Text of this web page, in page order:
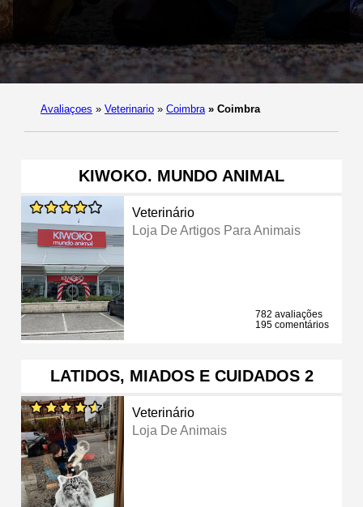
Avaliaçoes » Veterinario » Coimbra » Coimbra
KIWOKO. MUNDO ANIMAL
Veterinário
Loja De Artigos Para Animais
782 avaliações
195 comentários
LATIDOS, MIADOS E CUIDADOS 2
Veterinário
Loja De Animais